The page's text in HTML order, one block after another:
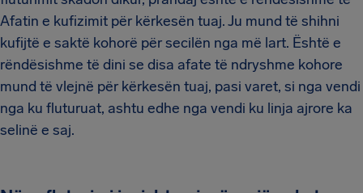
Afatin e kufizimit për kërkesën tuaj. Ju mund të shihni
kufijtë e saktë kohorë për secilën nga më lart. Është e
rëndësishme të dini se disa afate të ndryshme kohore
mund të vlejnë për kërkesën tuaj, pasi varet, si nga vendi
nga ku fluturuat, ashtu edhe nga vendi ku linja ajrore ka
selinë e saj.